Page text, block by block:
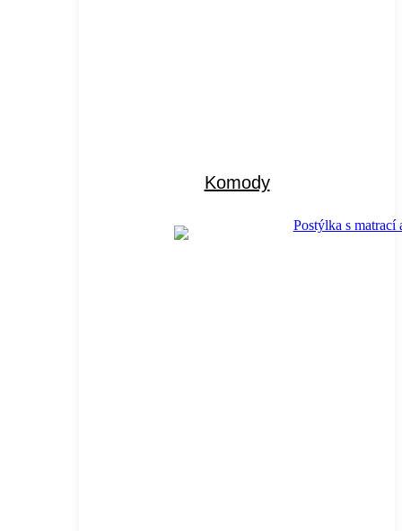
Komody